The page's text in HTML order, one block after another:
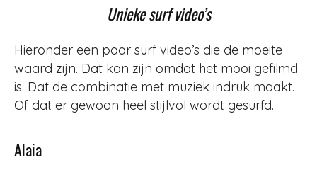
Unieke surf video’s
Hieronder een paar surf video’s die de moeite
waard zijn. Dat kan zijn omdat het mooi gefilmd
is. Dat de combinatie met muziek indruk maakt.
Of dat er gewoon heel stijlvol wordt gesurfd.
Alaia